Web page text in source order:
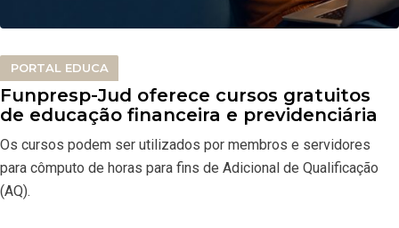
PORTAL EDUCA
Funpresp-Jud oferece cursos gratuitos
de educação financeira e previdenciária
Os cursos podem ser utilizados por membros e servidores
para cômputo de horas para fins de Adicional de Qualificação
(AQ).